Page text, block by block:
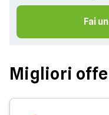
Fai
Migliori